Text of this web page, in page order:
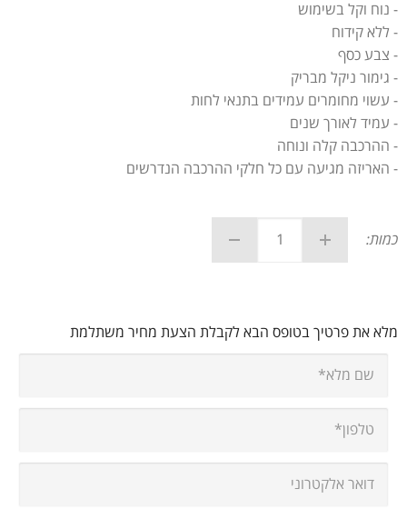
- נוח וקל בשימוש
- ללא קידוח
- צבע כסף
- גימור ניקל מבריק
- עשוי מחומרים עמידים בתנאי לחות
- עמיד לאורך שנים
- ההרכבה קלה ונוחה
- האריזה מגיעה עם כל חלקי ההרכבה הנדרשים
כמות:
מלא את פרטיך בטופס הבא לקבלת הצעת מחיר משתלמת